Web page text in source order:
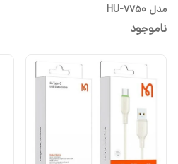
مدل HU-7750
ناموجود